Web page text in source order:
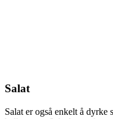
Salat
Salat er også enkelt å dyrke